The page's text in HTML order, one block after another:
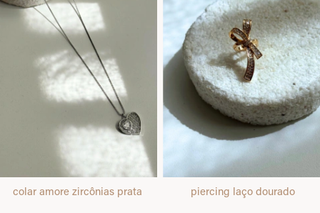
colar amore zircônias prata piercing laço dourado